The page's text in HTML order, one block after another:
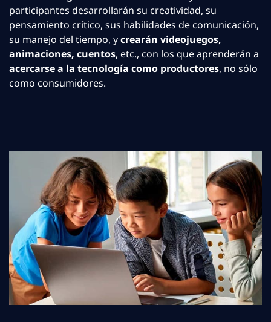
participantes desarrollarán su creatividad, su
pensamiento crítico, sus habilidades de comunicación,
su manejo del tiempo, ycrearán videojuegos,
animaciones, cuentos, etc., con los que aprenderán a
acercarse a la tecnología como productores, no sólo
como consumidores.